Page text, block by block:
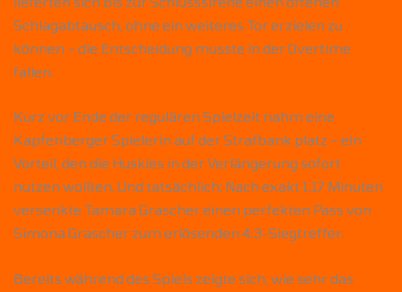
Schlagabtausch, ohne ein weiteres Tor erzielen zu
können – die Entscheidung musste in der Overtime
fallen.
Kurz vor Ende der regulären Spielzeit nahm eine
Kapfenberger Spielerin auf der Strafbank platz – ein
Vorteil, den die Huskies in der Verlängerung sofort
nutzen wollten. Und tatsächlich: Nach exakt 1:17 Minuten
versenkte Tamara Grascher einen perfekten Pass von
Simona Grascher zum erlösenden 4:3-Siegtreffer.
Bereits während des Spiels zeigte sich, wie sehr das